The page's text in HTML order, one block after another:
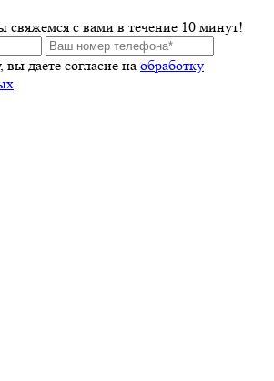
свяжемся с вами в течение 10 минут!
даете согласие на обработку